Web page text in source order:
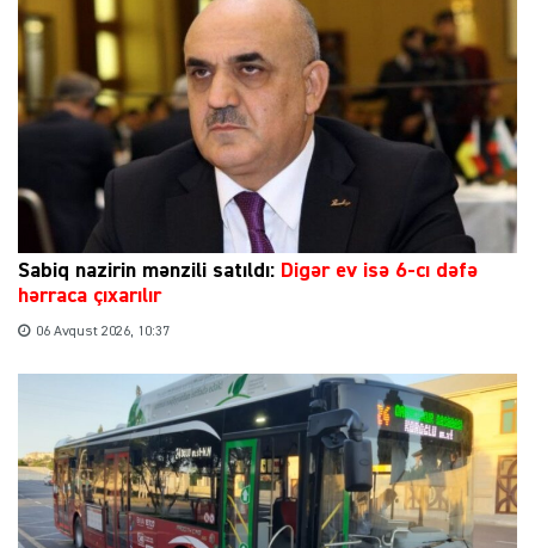
Sabiq nazirin mənzili satıldı: Digər ev isə 6-cı dəfə
hərraca çıxarılır
06 Avqust 2026, 10:37